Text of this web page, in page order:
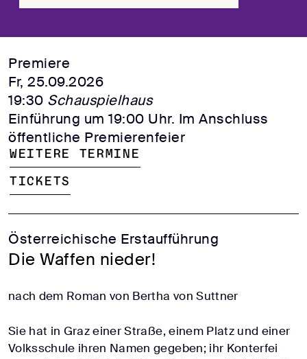
Premiere
Fr, 25.09.2026
19:30 Schauspielhaus
Einführung um 19:00 Uhr. Im Anschluss
öffentliche Premierenfeier
Weitere Termine
Tickets
Österreichische Erstaufführung
Die Waffen nieder!
nach dem Roman von Bertha von Suttner
Sie hat in Graz einer Straße, einem Platz und einer
Volksschule ihren Namen gegeben; ihr Konterfei